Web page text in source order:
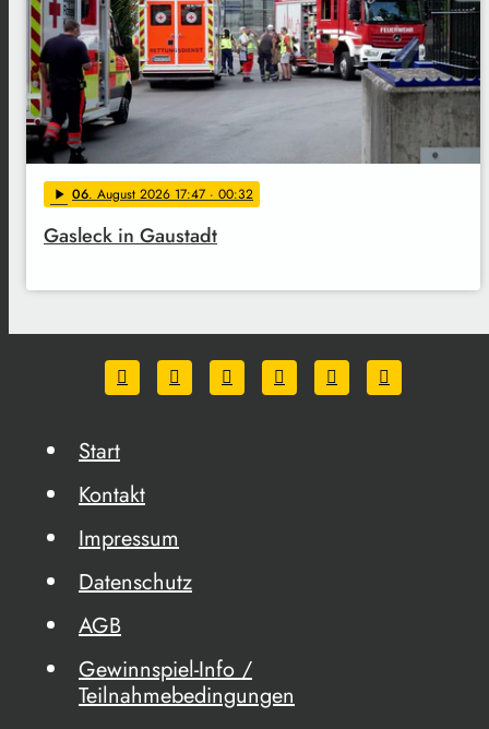
play_arrow 06. August 2026 17:47 · 00:32
Gasleck in Gaustadt
Start
Kontakt
Impressum
Datenschutz
AGB
Gewinnspiel-Info /
Teilnahmebedingungen